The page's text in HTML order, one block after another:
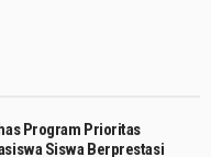
Program Prioritas
Siswa Berprestasi